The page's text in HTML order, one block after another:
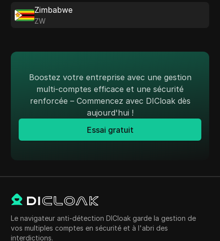
Zimbabwe
ZW
Boostez votre entreprise avec une gestion
multi-comptes efficace et une sécurité
renforcée – Commencez avec DICloak dès
aujourd'hui !
Essai gratuit
Le navigateur anti-détection DICloak garde la gestion de
vos multiples comptes en sécurité et à l'abri des
interdictions.